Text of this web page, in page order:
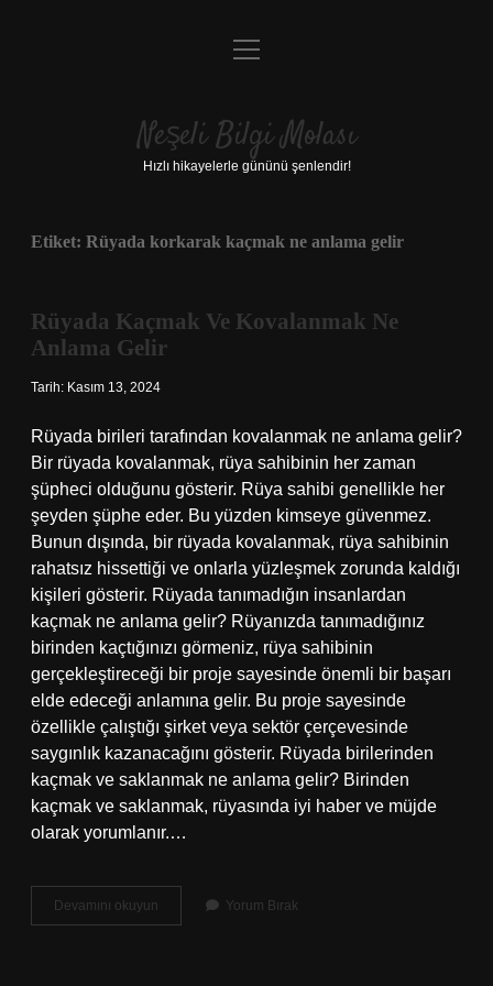
Anasayfa
Yasal Uyarı
menüyü
Neşeli Bilgi Molası
Hızlı hikayelerle gününü şenlendir!
Etiket: Rüyada korkarak kaçmak ne anlama gelir
Rüyada Kaçmak Ve Kovalanmak Ne
Anlama Gelir
Tarih: Kasım 13, 2024
Rüyada birileri tarafından kovalanmak ne anlama gelir?
Bir rüyada kovalanmak, rüya sahibinin her zaman
şüpheci olduğunu gösterir. Rüya sahibi genellikle her
şeyden şüphe eder. Bu yüzden kimseye güvenmez.
Bunun dışında, bir rüyada kovalanmak, rüya sahibinin
rahatsız hissettiği ve onlarla yüzleşmek zorunda kaldığı
kişileri gösterir. Rüyada tanımadığın insanlardan
kaçmak ne anlama gelir? Rüyanızda tanımadığınız
birinden kaçtığınızı görmeniz, rüya sahibinin
gerçekleştireceği bir proje sayesinde önemli bir başarı
elde edeceği anlamına gelir. Bu proje sayesinde
özellikle çalıştığı şirket veya sektör çerçevesinde
saygınlık kazanacağını gösterir. Rüyada birilerinden
kaçmak ve saklanmak ne anlama gelir? Birinden
kaçmak ve saklanmak, rüyasında iyi haber ve müjde
olarak yorumlanır.…
Devamını okuyun
Kaçmak
Yorum Bırak